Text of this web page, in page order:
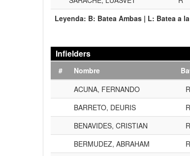
Leyenda: B: Batea Ambas | L: Batea a
Infielders
# Nombre
ACUNA, FERNANDO
R
BARRETO, DEURIS
R
BENAVIDES, CRISTIAN
R
BERMUDEZ, ABRAHAM
R